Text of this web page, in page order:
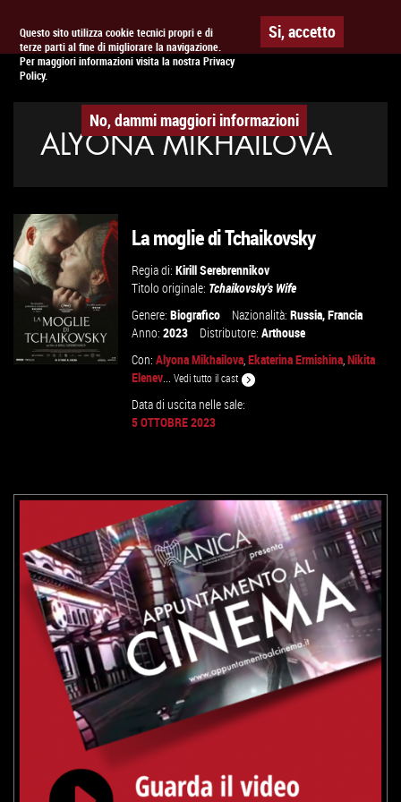
Questo sito utilizza cookie tecnici propri e di
terze parti al fine di migliorare la navigazione.
Per maggiori informazioni visita la nostra Privacy
Policy.
Si, accetto
No, dammi maggiori informazioni
APPUNTAMENTO AL CINEMA
ALYONA MIKHAILOVA
La moglie di Tchaikovsky
Regia di:Kirill Serebrennikov
Titolo originale: Tchaikovsky's Wife
Genere:Biografico Nazionalità:Russia,Francia
Anno:2023 Distributore:Arthouse
Con:Alyona Mikhailova,Ekaterina Ermishina,Nikita
Elenev...Vedi tutto il cast
Data di uscita nelle sale:
5 OTTOBRE 2023